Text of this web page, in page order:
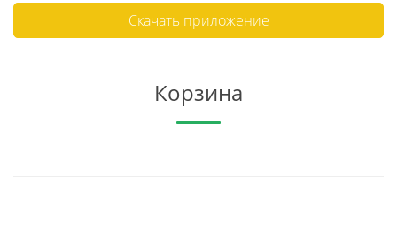
Скачать приложение
Корзина